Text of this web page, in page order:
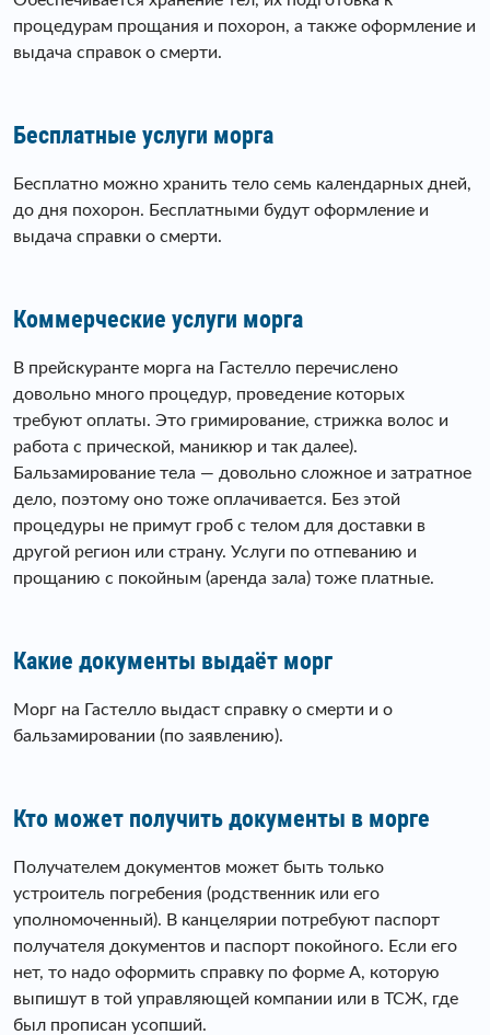
процедурам прощания и похорон, а также оформление и
выдача справок о смерти.
Бесплатные услуги морга
Бесплатно можно хранить тело семь календарных дней,
до дня похорон. Бесплатными будут оформление и
выдача справки о смерти.
Коммерческие услуги морга
В прейскуранте морга на Гастелло перечислено
довольно много процедур, проведение которых
требуют оплаты. Это гримирование, стрижка волос и
работа с прической, маникюр и так далее).
Бальзамирование тела — довольно сложное и затратное
дело, поэтому оно тоже оплачивается. Без этой
процедуры не примут гроб с телом для доставки в
другой регион или страну. Услуги по отпеванию и
прощанию с покойным (аренда зала) тоже платные.
Какие документы выдаёт морг
Морг на Гастелло выдаст справку о смерти и о
бальзамировании (по заявлению).
Кто может получить документы в морге
Получателем документов может быть только
устроитель погребения (родственник или его
уполномоченный). В канцелярии потребуют паспорт
получателя документов и паспорт покойного. Если его
нет, то надо оформить справку по форме А, которую
выпишут в той управляющей компании или в ТСЖ, где
был прописан усопший.